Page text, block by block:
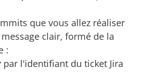
que vous allez réaliser
clair, formé de la
:
par l'identifiant du ticket Jira